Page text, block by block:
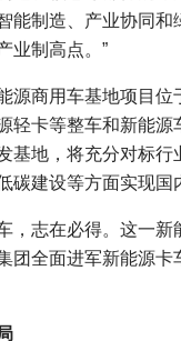
能制造、产业协同
业制高点。”
商用车基地项目位
轻卡等整车和新能
基地，将充分对标
碳建设等方面实现国
志在必得。这一新
团全面进军新能源